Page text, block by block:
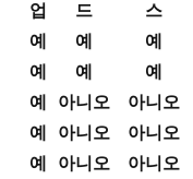
업
드
스
예 예
예
예 예
예
예 아니오
아니오
예 아니오
아니오
예 아니오
아니오